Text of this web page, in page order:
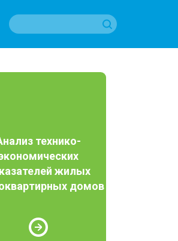
технико-
жилых
домов